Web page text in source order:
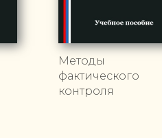
Методы
фактического
контроля